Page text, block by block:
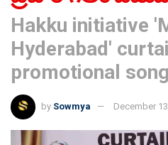
Hakku initiative
Hyderabad'
promotional
by Sowmya December